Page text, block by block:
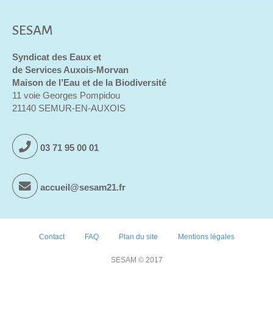
SESAM
Syndicat des Eaux et
de Services Auxois-Morvan
Maison de l’Eau et de la Biodiversité
11 voie Georges Pompidou
21140 SEMUR-EN-AUXOIS
03 71 95 00 01
accueil@sesam21.fr
Contact FAQ Plan du site Mentions légales
SESAM © 2017